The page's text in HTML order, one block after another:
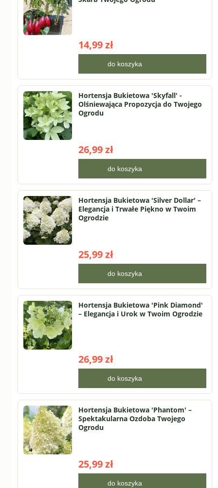
14,99 zł
do koszyka
Hortensja Bukietowa 'Skyfall' -
Olśniewająca Propozycja do Twojego
Ogrodu
26,99 zł
do koszyka
Hortensja Bukietowa 'Silver Dollar' –
Elegancja i Trwałe Piękno w Twoim
Ogrodzie
25,99 zł
do koszyka
Hortensja Bukietowa 'Pink Diamond'
– Elegancja i Urok w Twoim Ogrodzie
26,99 zł
do koszyka
Hortensja Bukietowa 'Phantom' –
Spektakularna Ozdoba Twojego
Ogrodu
25,99 zł
do koszyka